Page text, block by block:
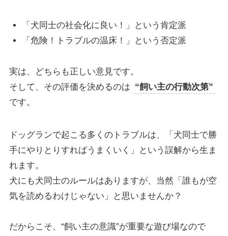
「犬同士の社会化に良い！」という肯定派
「危険！トラブルの温床！」という否定派
実は、どちらも正しい意見です。
そして、その評価を決めるのは “飼い主の行動次第”
です。
ドッグランで起こる多くのトラブルは、「犬同士で勝
手にやりとりすればうまくいく」という誤解から生ま
れます。
犬にも犬同士のルールはありますが、当然「誰もが空
気を読めるわけじゃない」と思いませんか？
だからこそ、“飼い主の意識”が重要な遊び場なので